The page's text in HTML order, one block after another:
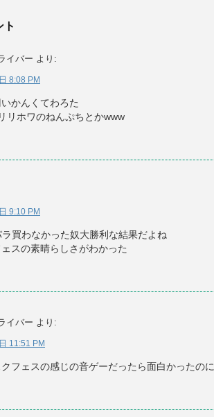
ト
イバー より:
8:08 PM
かんくてわろた
リホワのねんぷちとかwww
9:10 PM
買わなかった奴大勝利な結果だよね
スの素晴らしさがわかった
イバー より:
11:51 PM
フェスの感じの音ゲーだったら面白かったのに